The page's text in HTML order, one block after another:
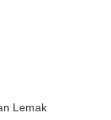
Lemak